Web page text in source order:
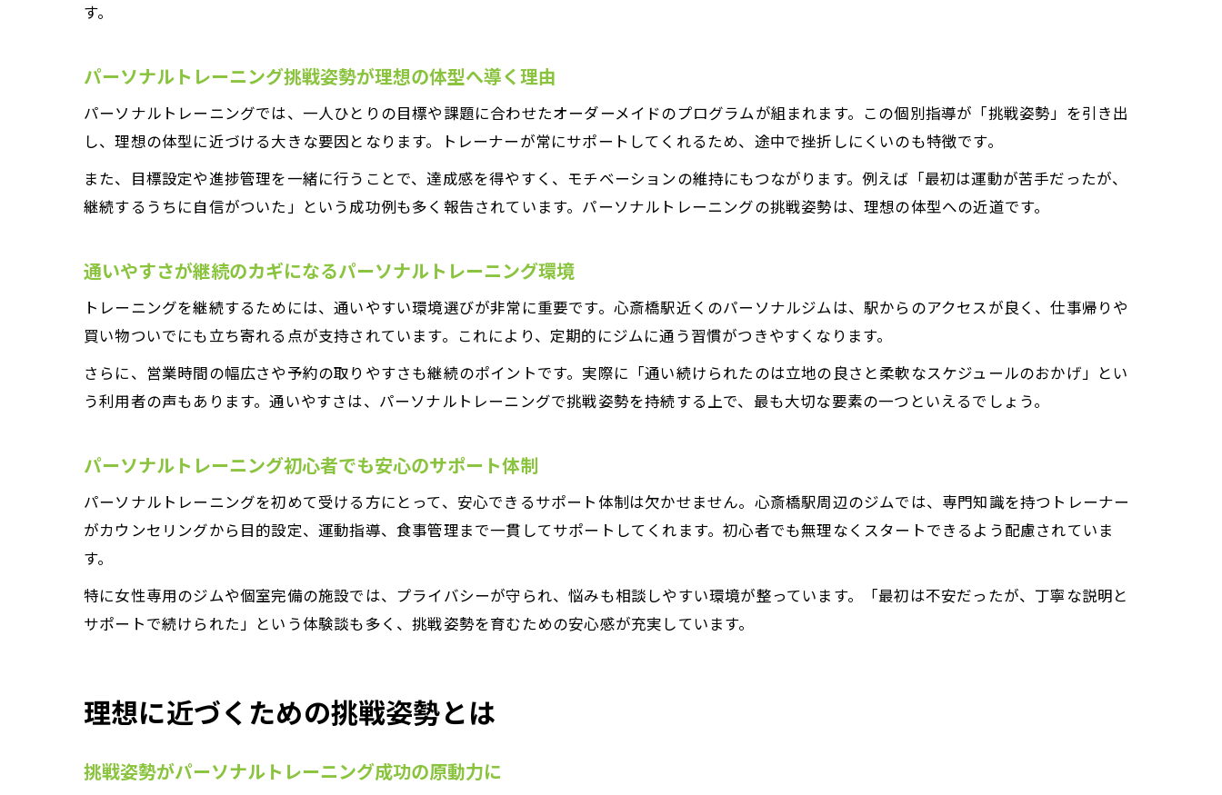
継続できる理由はパーソナルトレーニングの環境
挑戦姿勢を磨くポイントを徹底解説
挑戦姿勢を高めるパーソナルトレーニングの実践例
パーソナルトレーニングで得られる挑戦心の変化
初めてでも無理なく続くサポート体制
挑戦姿勢を支えるパーソナルトレーニング体制
心斎橋駅近で実感できる手厚いフォローアップ
継続を促すパーソナルトレーニングの安心ポイント
す。
パーソナルトレーニング挑戦姿勢が理想の体型へ導く理由
パーソナルトレーニングでは、一人ひとりの目標や課題に合わせたオーダーメイドのプログラムが組まれます。この個別指導が「挑戦姿勢」を引き出
し、理想の体型に近づける大きな要因となります。トレーナーが常にサポートしてくれるため、途中で挫折しにくいのも特徴です。
また、目標設定や進捗管理を一緒に行うことで、達成感を得やすく、モチベーションの維持にもつながります。例えば「最初は運動が苦手だったが、
継続するうちに自信がついた」という成功例も多く報告されています。パーソナルトレーニングの挑戦姿勢は、理想の体型への近道です。
通いやすさが継続のカギになるパーソナルトレーニング環境
トレーニングを継続するためには、通いやすい環境選びが非常に重要です。心斎橋駅近くのパーソナルジムは、駅からのアクセスが良く、仕事帰りや
買い物ついでにも立ち寄れる点が支持されています。これにより、定期的にジムに通う習慣がつきやすくなります。
さらに、営業時間の幅広さや予約の取りやすさも継続のポイントです。実際に「通い続けられたのは立地の良さと柔軟なスケジュールのおかげ」とい
う利用者の声もあります。通いやすさは、パーソナルトレーニングで挑戦姿勢を持続する上で、最も大切な要素の一つといえるでしょう。
パーソナルトレーニング初心者でも安心のサポート体制
パーソナルトレーニングを初めて受ける方にとって、安心できるサポート体制は欠かせません。心斎橋駅周辺のジムでは、専門知識を持つトレーナー
がカウンセリングから目的設定、運動指導、食事管理まで一貫してサポートしてくれます。初心者でも無理なくスタートできるよう配慮されていま
す。
特に女性専用のジムや個室完備の施設では、プライバシーが守られ、悩みも相談しやすい環境が整っています。「最初は不安だったが、丁寧な説明と
サポートで続けられた」という体験談も多く、挑戦姿勢を育むための安心感が充実しています。
理想に近づくための挑戦姿勢とは
挑戦姿勢がパーソナルトレーニング成功の原動力に
お問い合わせはこちら